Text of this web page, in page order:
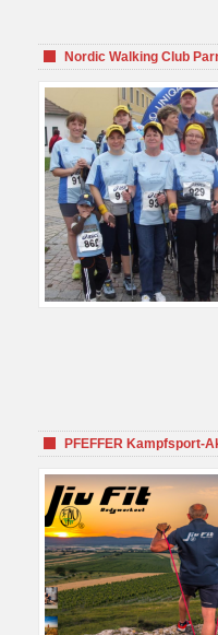
Nordic Walking Club
PFEFFER Kampfsport-